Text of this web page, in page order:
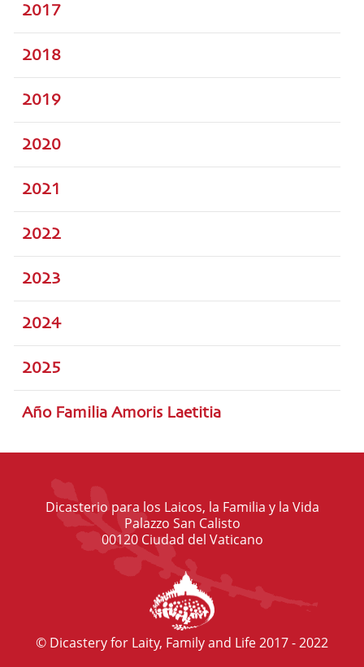
2017
2018
2019
2020
2021
2022
2023
2024
2025
Año Familia Amoris Laetitia
Dicasterio para los Laicos, la Familia y la Vida
Palazzo San Calisto
00120 Ciudad del Vaticano
© Dicastery for Laity, Family and Life 2017 - 2022